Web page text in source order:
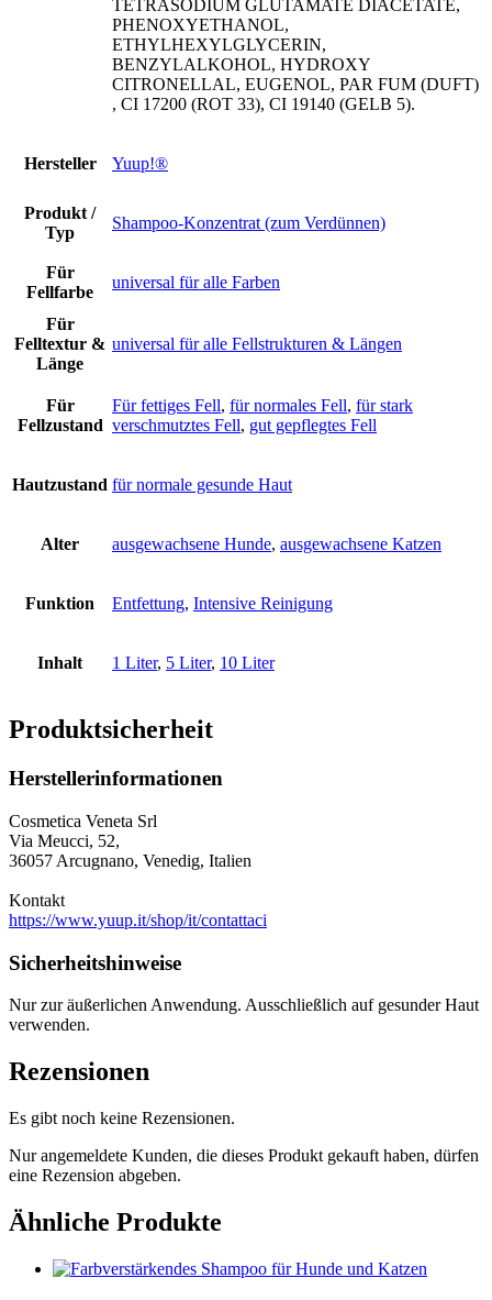
TETRASODIUM GLUTAMATE DIACETATE,
PHENOXYETHANOL,
ETHYLHEXYLGLYCERIN,
BENZYLALKOHOL, HYDROXY
CITRONELLAL, EUGENOL, PAR FUM (DUFT)
, CI 17200 (ROT 33), CI 19140 (GELB 5).
Hersteller Yuup!®
Produkt /
Typ
Shampoo-Konzentrat (zum Verdünnen)
Für
Fellfarbe
universal für alle Farben
Für
Felltextur &
Länge
universal für alle Fellstrukturen & Längen
Für
Fellzustand
Für fettiges Fell, für normales Fell, für stark
verschmutztes Fell, gut gepflegtes Fell
Hautzustand für normale gesunde Haut
Alter ausgewachsene Hunde, ausgewachsene Katzen
Funktion Entfettung, Intensive Reinigung
Inhalt 1 Liter, 5 Liter, 10 Liter
Produktsicherheit
Herstellerinformationen
Cosmetica Veneta Srl
Via Meucci, 52,
36057 Arcugnano, Venedig, Italien
Kontakt
https://www.yuup.it/shop/it/contattaci
Sicherheitshinweise
Nur zur äußerlichen Anwendung. Ausschließlich auf gesunder Haut
verwenden.
Rezensionen
Es gibt noch keine Rezensionen.
Nur angemeldete Kunden, die dieses Produkt gekauft haben, dürfen
eine Rezension abgeben.
Ähnliche Produkte